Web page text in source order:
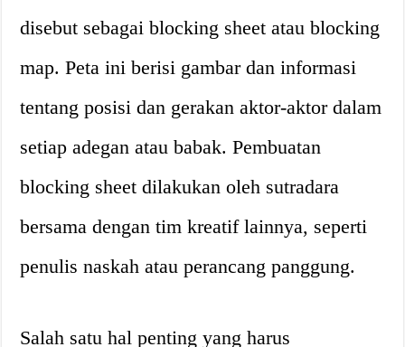
disebut sebagai blocking sheet atau blocking
map. Peta ini berisi gambar dan informasi
tentang posisi dan gerakan aktor-aktor dalam
setiap adegan atau babak. Pembuatan
blocking sheet dilakukan oleh sutradara
bersama dengan tim kreatif lainnya, seperti
penulis naskah atau perancang panggung.
Salah satu hal penting yang harus